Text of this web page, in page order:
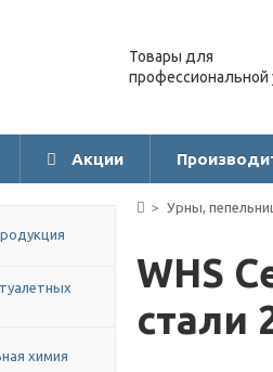
Товары для
профессиональной
Акции
химия
Урны,
WHS
стали